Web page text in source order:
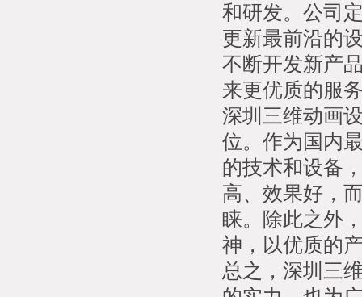
和研发。公司
更新最前沿的
不断开发新产
来更优质的服
深圳三维动画
位。作为国内
的技术和设备
高、效果好，
睐。除此之外
神，以优质的
总之，深圳三